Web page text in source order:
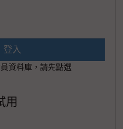
登入
資料庫，請先點選
用